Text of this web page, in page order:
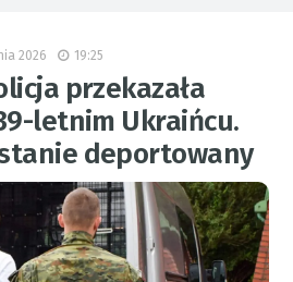
2026 19:25
przekazała
letnim Ukraińcu.
deportowany